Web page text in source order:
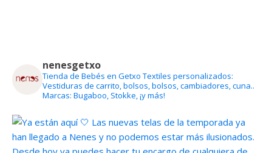
nenesgetxo
Tienda de Bebés en Getxo Textiles personalizados:
Vestiduras de carrito, bolsos, bolsos, cambiadores, cuna..
Marcas: Bugaboo, Stokke, ¡y más!